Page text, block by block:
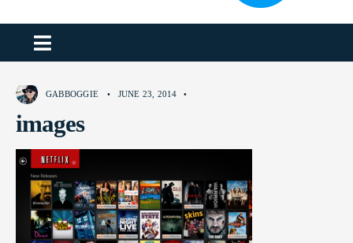
GABBOGGIE • JUNE 23, 2014 •
images